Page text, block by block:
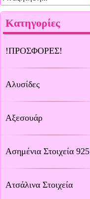
Κατηγορίες
!ΠΡΟΣΦΟΡΕΣ!
Αλυσίδες
Αξεσουάρ
Ασημένια Στοιχεία 925
Ατσάλινα Στοιχεία